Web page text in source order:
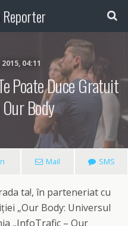
04:11
Poate Duce Gratuit
Body
Mail SMS
ta!, în parteneriat cu
„Our Body: Universul
„InfoTrafic – Our